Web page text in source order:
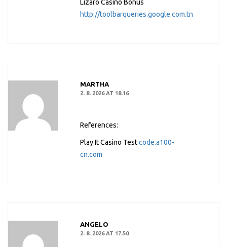
Lizaro Casino Bonus
http://toolbarqueries.google.com.tn
MARTHA
2. 8. 2026 AT 18.16
References:
Play It Casino Testcode.a100-
cn.com
ANGELO
2. 8. 2026 AT 17.50